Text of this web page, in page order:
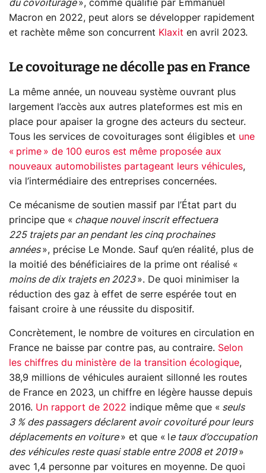
du covoiturage», comme qualifié par Emmanuel
Macron en 2022, peut alors se développer rapidement
et rachète même son concurrent Klaxit en avril 2023.
Le covoiturage ne décolle pas en France
La même année, un nouveau système ouvrant plus
largement l’accès aux autres plateformes est mis en
place pour apaiser la grogne des acteurs du secteur.
Tous les services de covoiturages sont éligibles et une
« prime » de 100 euros est même proposée aux
nouveaux automobilistes partageant leurs véhicules,
via l’intermédiaire des entreprises concernées.
Ce mécanisme de soutien massif par l’État part du
principe que « chaque nouvel inscrit effectuera
225 trajets par an pendant les cinq prochaines
années», précise Le Monde. Sauf qu’en réalité, plus de
la moitié des bénéficiaires de la prime ont réalisé «
moins de dix trajets en 2023». De quoi minimiser la
réduction des gaz à effet de serre espérée tout en
faisant croire à une réussite du dispositif.
Concrètement, le nombre de voitures en circulation en
France ne baisse par contre pas, au contraire. Selon
les chiffres du ministère de la transition écologique,
38,9 millions de véhicules auraient sillonné les routes
de France en 2023, un chiffre en légère hausse depuis
2016. Un rapport de 2022 indique même que « seuls
3 % des passagers déclarent avoir covoituré pour leurs
déplacements en voiture» et que « l e taux d’occupation
des véhicules reste quasi stable entre 2008 et 2019»
avec 1,4 personne par voitures en moyenne. De quoi